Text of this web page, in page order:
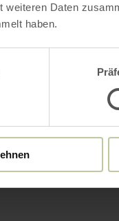
weiteren Daten
haben.